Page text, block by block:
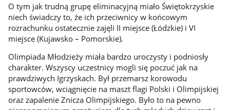
O tym jak trudną grupę eliminacyjną miało Świętokrzyskie
niech świadczy to, że ich przeciwnicy w końcowym
rozrachunku ostatecznie zajęli II miejsce (Łódzkie) i VI
miejsce (Kujawsko – Pomorskie).
Olimpiada Młodzieży miała bardzo uroczysty i podniosły
charakter. Wszyscy uczestnicy mogli się poczuć jak na
prawdziwych Igrzyskach. Był przemarsz korowodu
sportowców, wciągnięcie na maszt flagi Polski i Olimpijskiej
oraz zapalenie Znicza Olimpijskiego. Było to na pewno